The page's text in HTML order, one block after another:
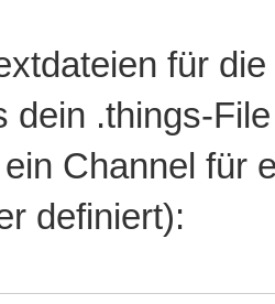
für
dein .things-
Channel für
definiert):